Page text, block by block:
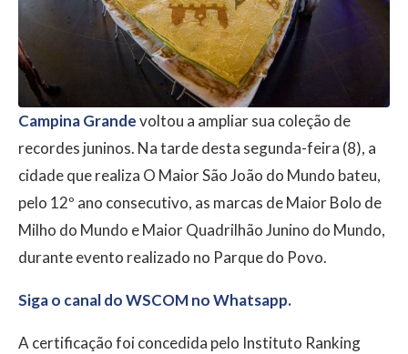
Campina Grandevoltou a ampliar sua coleção de
recordes juninos. Na tarde desta segunda-feira (8), a
cidade que realiza O Maior São João do Mundo bateu,
pelo 12º ano consecutivo, as marcas de Maior Bolo de
Milho do Mundo e Maior Quadrilhão Junino do Mundo,
durante evento realizado no Parque do Povo.
Siga o canal do WSCOM no Whatsapp.
A certificação foi concedida pelo Instituto Ranking